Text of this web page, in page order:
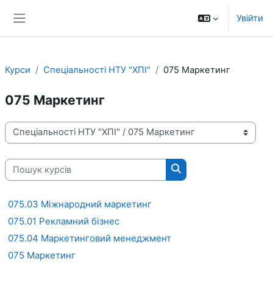
Увійти
Курси Спеціальності НТУ "ХПІ" 075 Маркетинг
075 Маркетинг
Категорії курсів
Пошук курсів
Пошук курсів
075.03 Міжнародний маркетинг
075.01 Рекламний бізнес
075.04 Маркетинговий менеджмент
075 Маркетинг